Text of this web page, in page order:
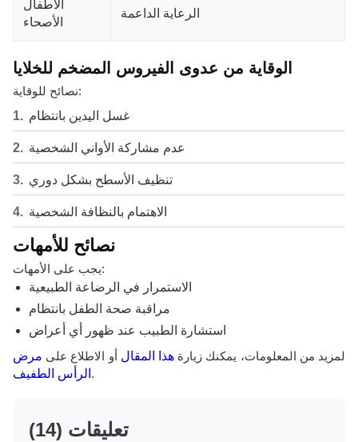
الأطفال
الأصحاء
الرعاية الداعمة
الوقاية من عدوى الفيروس المضخم للخلايا
نصائح للوقاية:
غسل اليدين بانتظام
عدم مشاركة الأواني الشخصية
تنظيف الأسطح بشكل دوري
الاهتمام بالنظافة الشخصية
نصائح للأمهات
يجب على الأمهات:
الاستمرار في الرضاعة الطبيعية
مراقبة صحة الطفل بانتظام
استشارة الطبيب عند ظهور أي أعراض
لمزيد من المعلومات، يمكنك زيارة هذا المقال أو الاطلاع على مرض
الرأس الطفيف .
(14) تعليقات